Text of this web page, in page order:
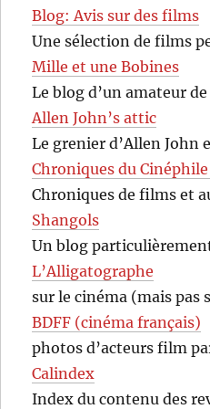
Blog: Avis sur des films
Une sélection de films
Mille et une Bobines
Le blog d’un amateur
Allen John’s attic
Le grenier d’Allen John
Chroniques du
Chroniques de films et
Shangols
Un blog
L’Alligatographe
sur le cinéma (mais pas
BDFF (cinéma français)
photos d’acteurs film
Calindex
Index du contenu des